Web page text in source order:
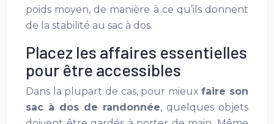
poids moyen, de manière à ce qu’ils donnent
de la stabilité au sac à dos.
Placez les affaires essentielles
pour être accessibles
Dans la plupart de cas, pour mieuxfaire son
sac à dos de randonnée, quelques objets